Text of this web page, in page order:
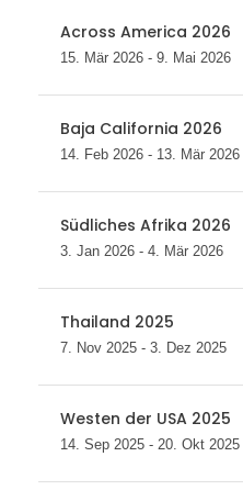
Across America 2026
15. Mär 2026 - 9. Mai 2026
Baja California 2026
14. Feb 2026 - 13. Mär 2026
Südliches Afrika 2026
3. Jan 2026 - 4. Mär 2026
Thailand 2025
7. Nov 2025 - 3. Dez 2025
Westen der USA 2025
14. Sep 2025 - 20. Okt 2025